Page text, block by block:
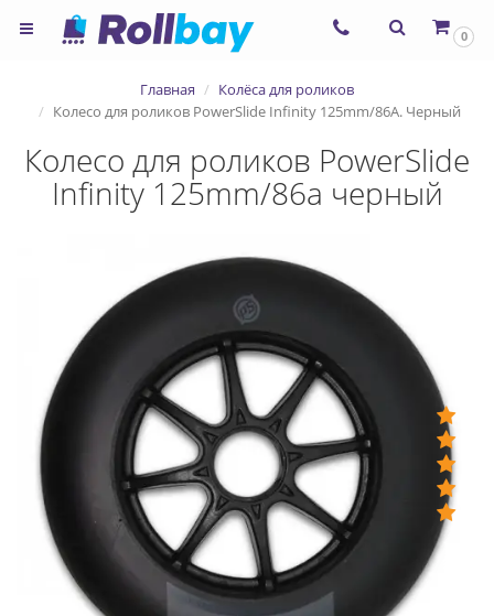
0
Главная
Колёса для роликов
Колесо для роликов PowerSlide Infinity 125mm/86А. Черный
Колесо для роликов PowerSlide
Infinity 125mm/86а черный